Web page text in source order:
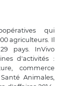
qui
agriculteurs. Il
pays. InVivo
d'activités :
commerce
Animales,